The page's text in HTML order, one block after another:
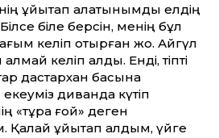
ұйықтап қалатынымды елдің
біле берсін, менің бұл
келіп отырған жоқ. Айгүл
келіп алды. Енді, тіпті
дастархан басына
диванда күтіп
«тұра ғой» деген
ұйықтап қалдым, үйге